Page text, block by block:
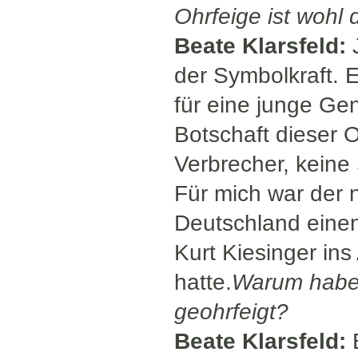
Ohrfeige ist wohl
Beate Klarsfeld:
der Symbolkraft.
für eine junge
Botschaft dieser
Verbrecher,
Für mich war der
Deutschland
Kurt Kiesinger
hatte.Warum
geohrfeigt?
Beate Klarsfeld: